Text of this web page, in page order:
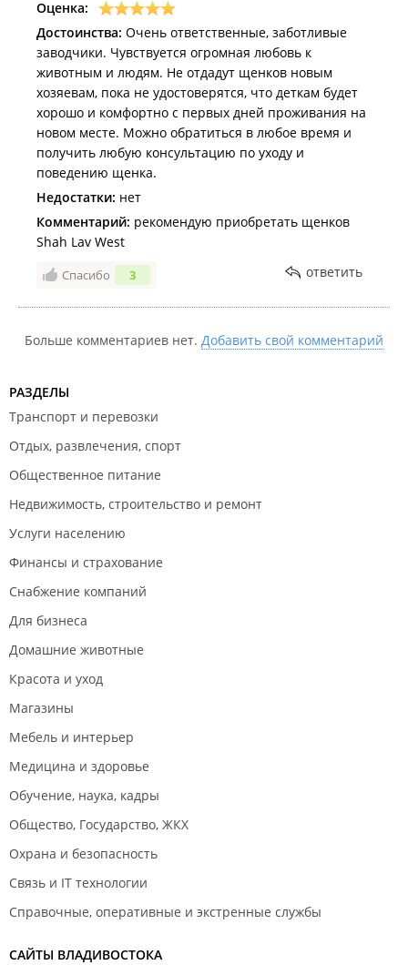
Оценка:
Достоинства: Очень ответственные, заботливые
заводчики. Чувствуется огромная любовь к
животным и людям. Не отдадут щенков новым
хозяевам, пока не удостоверятся, что деткам будет
хорошо и комфортно с первых дней проживания на
новом месте. Можно обратиться в любое время и
получить любую консультацию по уходу и
поведению щенка.
Недостатки: нет
Комментарий: рекомендую приобретать щенков
Shah Lav West
Спасибо 3 ответить
Больше комментариев нет. Добавить свой комментарий
РАЗДЕЛЫ
Транспорт и перевозки
Отдых, развлечения, спорт
Общественное питание
Недвижимость, строительство и ремонт
Услуги населению
Финансы и страхование
Снабжение компаний
Для бизнеса
Домашние животные
Красота и уход
Магазины
Мебель и интерьер
Медицина и здоровье
Обучение, наука, кадры
Общество, Государство, ЖКХ
Охрана и безопасность
Связь и IT технологии
Справочные, оперативные и экстренные службы
САЙТЫ ВЛАДИВОСТОКА